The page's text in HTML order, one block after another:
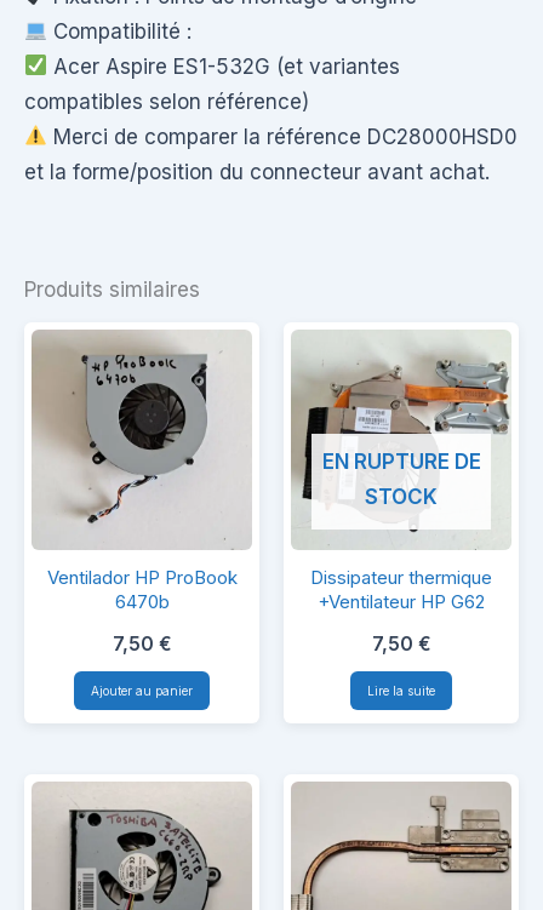
Compatibilité :
Acer Aspire ES1-532G (et variantes
compatibles selon référence)
Merci de comparer la référence DC28000HSD0
et la forme/position du connecteur avant achat.
Produits similaires
Ventilador
HP
ProBook
6470b
Ventilador HP ProBook
6470b
7,50 €
Ajouter au panier
Dissipateur
thermique
+Ventilateur
HP
G62
EN RUPTURE DE
STOCK
Dissipateur thermique
+Ventilateur HP G62
7,50 €
Lire la suite